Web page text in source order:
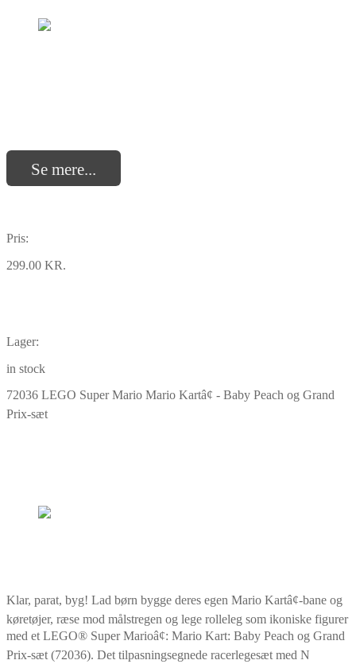
Se mere...
Pris:
299.00 KR.
Lager:
in stock
72036 LEGO Super Mario Mario Kartâ¢ - Baby Peach og Grand
Prix-sæt
Klar, parat, byg! Lad børn bygge deres egen Mario Kartâ¢-bane og
køretøjer, ræse mod målstregen og lege rolleleg som ikoniske figurer
med et LEGO® Super Marioâ¢: Mario Kart: Baby Peach og Grand
Prix-sæt (72036). Det tilpasningsegnede racerlegesæt med N